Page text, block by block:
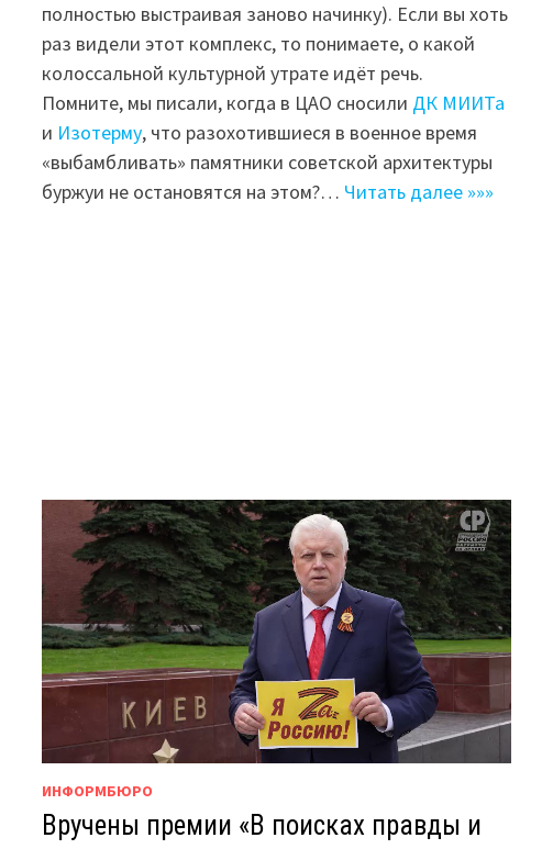
полностью выстраивая заново начинку). Если вы хоть
раз видели этот комплекс, то понимаете, о какой
колоссальной культурной утрате идёт речь.
Помните, мы писали, когда в ЦАО сносили ДК МИИТа
и Изотерму, что разохотившиеся в военное время
«выбамбливать» памятники советской архитектуры
буржуи не остановятся на этом?… Читать далее »»»
ИНФОРМБЮРО
Вручены премии «В поисках правды и